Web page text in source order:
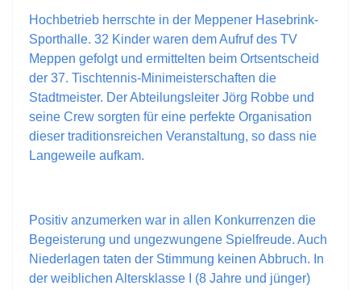
Hochbetrieb herrschte in der Meppener Hasebrink-
Sporthalle. 32 Kinder waren dem Aufruf des TV
Meppen gefolgt und ermittelten beim Ortsentscheid
der 37. Tischtennis-Minimeisterschaften die
Stadtmeister. Der Abteilungsleiter Jörg Robbe und
seine Crew sorgten für eine perfekte Organisation
dieser traditionsreichen Veranstaltung, so dass nie
Langeweile aufkam.
Positiv anzumerken war in allen Konkurrenzen die
Begeisterung und ungezwungene Spielfreude. Auch
Niederlagen taten der Stimmung keinen Abbruch. In
der weiblichen Altersklasse I (8 Jahre und jünger)